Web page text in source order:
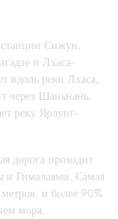
станции Сижун,
и Лхаса-
вдоль реки Лхаса,
через Шаньнань,
реку Ярлунг-
дорога проходит
и Гималаями. Самая
и более 90%
моря.